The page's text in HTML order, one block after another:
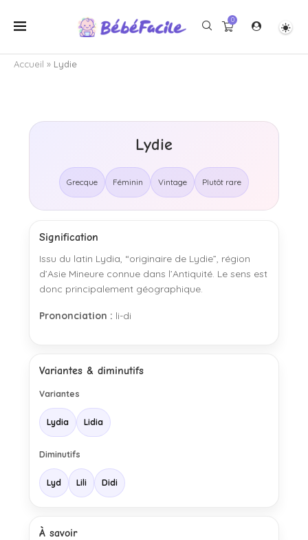
0
Accueil » Lydie
Lydie
Grecque Féminin Vintage Plutôt rare
Signification
Issu du latin Lydia, “originaire de Lydie”, région
d’Asie Mineure connue dans l’Antiquité. Le sens est
donc principalement géographique.
Prononciation : li-di
Variantes & diminutifs
Variantes
Lydia Lidia
Diminutifs
Lyd Lili Didi
À savoir